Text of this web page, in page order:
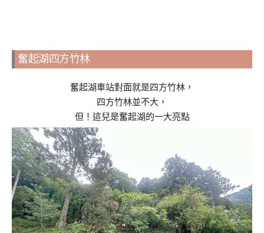
奮起湖四方竹林
奮起湖車站對面就是四方竹林，
四方竹林並不大，
但！這兒是奮起湖的一大亮點